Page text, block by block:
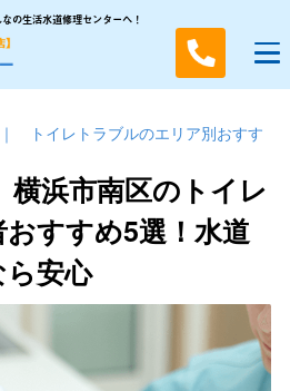
の生活水道修理センターへ！
トイレトラブルのエリア別おすす
横浜市南区のトイレ
すすめ5選！水道
安心